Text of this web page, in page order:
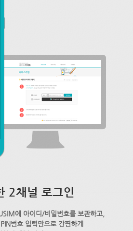
2채널 로그인
에 아이디/비밀번호를 보관하고,
번호 입력만으로 간편하게